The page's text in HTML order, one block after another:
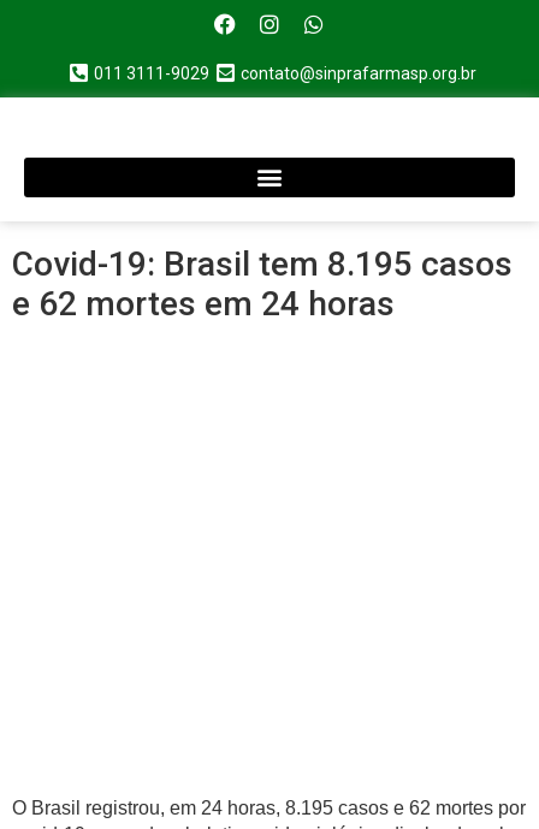
011 3111-9029 contato@sinprafarmasp.org.br
Covid-19: Brasil tem 8.195 casos
e 62 mortes em 24 horas
O Brasil registrou, em 24 horas, 8.195 casos e 62 mortes por